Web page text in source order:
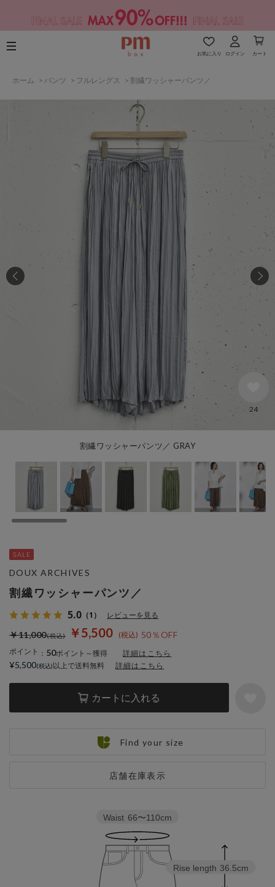
お気に入り ログイン カート
ホーム > パンツ > フルレングス > 割繊ワッシャーパンツ／
割繊ワッシャーパンツ／ GRAY
24
割繊ワッシャーパンツ／
5.0 （1） レビューを見る
￥5,500 50％OFF
￥11,000
ポイント ： 50ポイント～獲得 詳細はこちら
カートに入れる
店舗在庫表示
DOUX ARCHIVES
¥5,500 以上で送料無料 詳細はこちら
Find your size
Rise length 36.5cm
Waist 66〜110cm